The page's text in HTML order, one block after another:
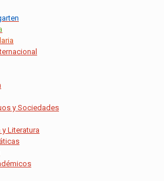
y Sociedades
y Literatura